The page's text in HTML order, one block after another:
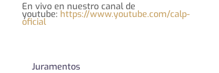
En vivo en nuestro canal de
youtube: https://www.youtube.com/calp-
oficial
Juramentos